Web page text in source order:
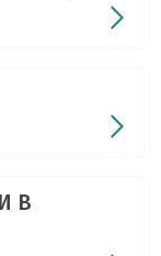
В